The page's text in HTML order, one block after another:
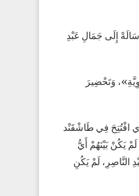
إِلَى زَعِيمَيِ القُوَّتَيْنِ العُظْمَيَيْنِ، أَيْزِنْهَاوَر وَخْرُوشْتْشُوف. كَمَا وَجَّهَ يَوْمَ 15 مَاي رِسَالَةً إِلَى جَمَالِ عَبْدِ
وَتَحْضِيرَ
افْتُتِحَ فِي طَاشْقَنْد
لَمْ يَكُنْ بَيْنَهُمْ أَيُّ
بِحُضُورِ جَمَالِ عَبْدِ النَّاصِرِ، لَمْ يَكُنِ